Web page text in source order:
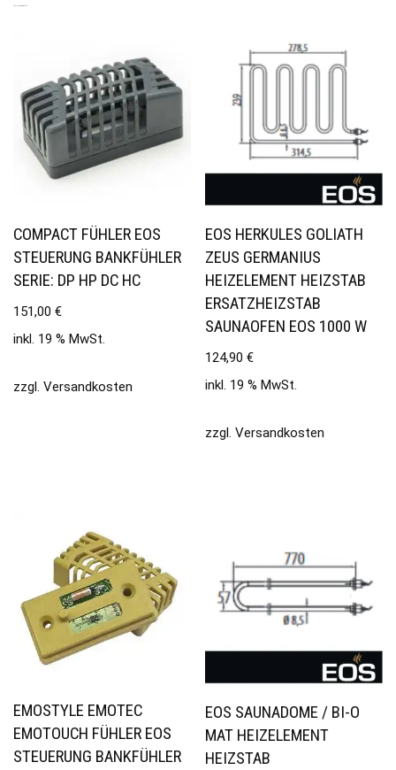
COMPACT FÜHLER EOS
STEUERUNG BANKFÜHLER
SERIE: DP HP DC HC
151,00 €
inkl. 19 % MwSt.
zzgl. Versandkosten
EOS HERKULES GOLIATH
ZEUS GERMANIUS
HEIZELEMENT HEIZSTAB
ERSATZHEIZSTAB
SAUNAOFEN EOS 1000 W
124,90€
inkl. 19 % MwSt.
zzgl.Versandkosten
EMOSTYLE EMOTEC
EMOTOUCH FÜHLER EOS
STEUERUNG BANKFÜHLER
EOS SAUNADOME / BI-O
MAT HEIZELEMENT
HEIZSTAB